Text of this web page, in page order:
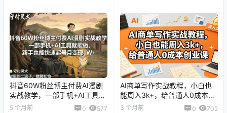
抖音60W粉丝博主付费AI漫剧
实战教学，一部手机+AI工具就
能做，新手也能快速起号月变
5 个月前 0 577
AI商单写作实战教程，小白也
能周入3k+，给普通人0成本创
业课
3 个月前 0 702